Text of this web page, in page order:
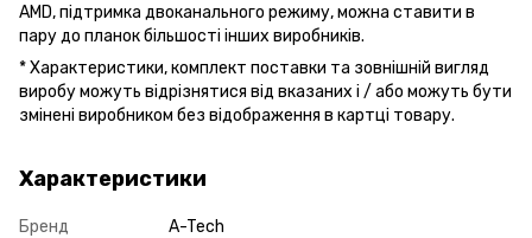
AMD, підтримка двоканального режиму, можна ставити в
пару до планок більшості інших виробників.
* Xарактеристики, комплект поставки та зовнішній вигляд
виробу можуть відрізнятися від вказаних і / або можуть бути
змінені виробником без відображення в картці товару.
Характеристики
Бренд
A-Tech